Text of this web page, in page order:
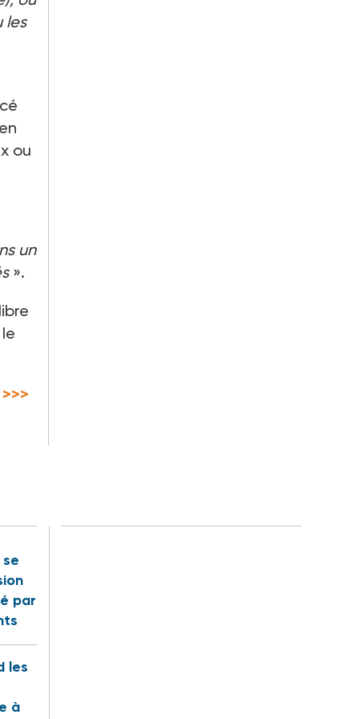
les
ou
un
».
par
les
à